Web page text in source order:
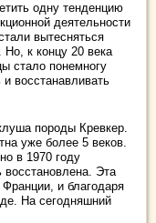
одну тенденцию
деятельности
вытесняться
к концу 20 века
стало понемногу
восстанавливать
породы Кревкер.
уже более 5 веков.
в 1970 году
Эта
и благодаря
На сегодняшний